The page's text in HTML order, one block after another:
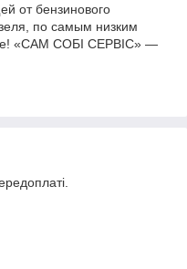
от бензинового
по самым низким
«САМ СОБІ СЕРВІС» —